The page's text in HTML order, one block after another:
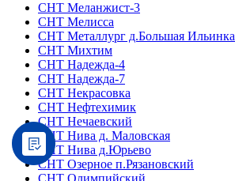
СНТ Меланжист-3
СНТ Мелисса
СНТ Металлург д.Большая Ильинка
СНТ Михтим
СНТ Надежда-4
СНТ Надежда-7
СНТ Некрасовка
СНТ Нефтехимик
СНТ Нечаевский
СНТ Нива д. Маловская
СНТ Нива д.Юрьево
СНТ Озерное п.Рязановский
СНТ Олимпийский